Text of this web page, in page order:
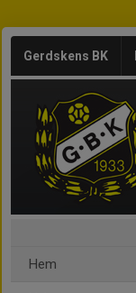
Gerdskens BK
Hem